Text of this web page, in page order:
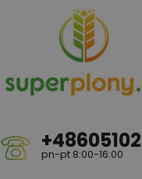
pn-pt 8:00-16:00